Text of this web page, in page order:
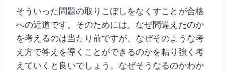
そういった問題の取りこぼしをなくすことが合格
への近道です。そのためには、なぜ間違えたのか
を考えるのは当たり前ですが、なぜそのような考
え方で答えを導くことができるのかを粘り強く考
えていくと良いでしょう。なぜそうなるのかわか